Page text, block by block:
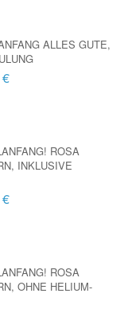
ALLES GUTE,
ROSA
INKLUSIVE
ROSA
OHNE HELIUM-